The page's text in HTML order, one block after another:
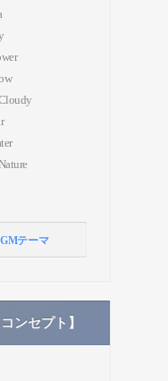
テーマ
ンセプト】